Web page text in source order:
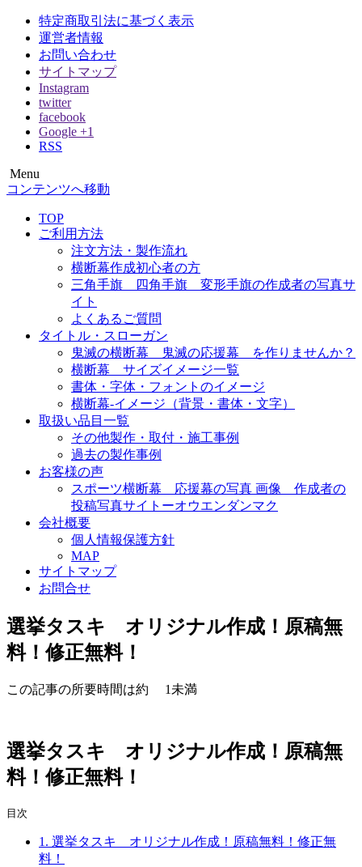
特定商取引法に基づく表示
運営者情報
お問い合わせ
サイトマップ
Instagram
twitter
facebook
Google +1
RSS
オウエンダンマク
横断幕 応援幕は格安価格でも品質にこだわり尽くしまし
Menu
コンテンツへ移動
TOP
ご利用方法
注文方法・製作流れ
横断幕作成初心者の方
三角手旗 四角手旗 変形手旗の作成者の写真サ
イト
よくあるご質問
タイトル・スローガン
鬼滅の横断幕 鬼滅の応援幕 を作りませんか？
横断幕 サイズイメージ一覧
書体・字体・フォントのイメージ
横断幕-イメージ（背景・書体・文字）
取扱い品目一覧
その他製作・取付・施工事例
過去の製作事例
お客様の声
スポーツ横断幕 応援幕の写真 画像 作成者の
投稿写真サイトーオウエンダンマク
会社概要
個人情報保護方針
MAP
サイトマップ
お問合せ
選挙タスキ オリジナル作成！原稿無
料！修正無料！
この記事の所要時間は約 1未満
選挙タスキ オリジナル作成！原稿無
料！修正無料！
目次
1. 選挙タスキ オリジナル作成！原稿無料！修正無
料！